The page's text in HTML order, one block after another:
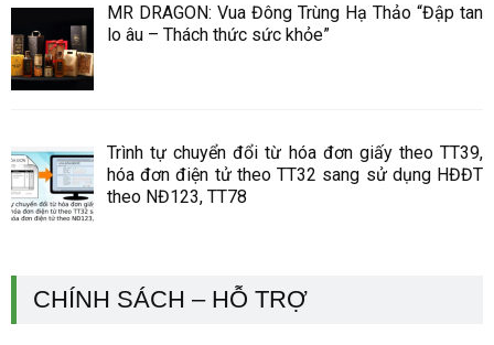
MR DRAGON: Vua Đông Trùng Hạ Thảo “Đập tan
lo âu – Thách thức sức khỏe”
Trình tự chuyển đổi từ hóa đơn giấy theo TT39,
hóa đơn điện tử theo TT32 sang sử dụng HĐĐT
theo NĐ123, TT78
CHÍNH SÁCH – HỖ TRỢ